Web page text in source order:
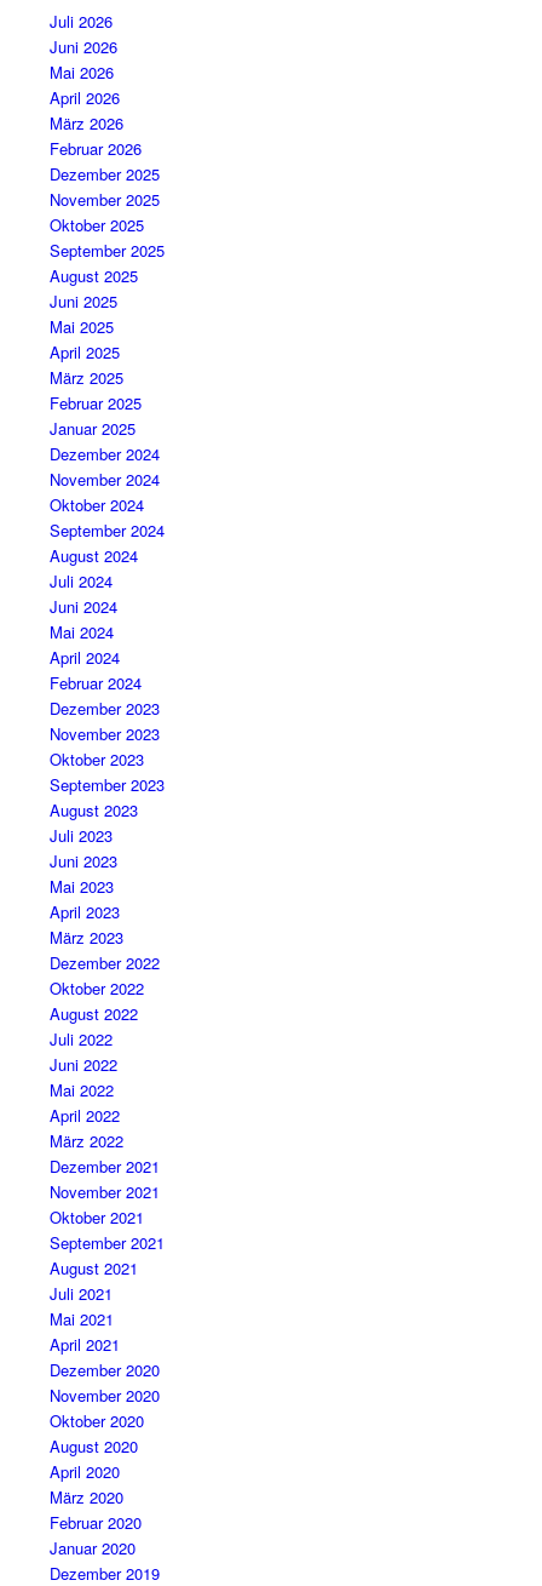
Juli 2026
Juni 2026
Mai 2026
April 2026
März 2026
Februar 2026
Dezember 2025
November 2025
Oktober 2025
September 2025
August 2025
Juni 2025
Mai 2025
April 2025
März 2025
Februar 2025
Januar 2025
Dezember 2024
November 2024
Oktober 2024
September 2024
August 2024
Juli 2024
Juni 2024
Mai 2024
April 2024
Februar 2024
Dezember 2023
November 2023
Oktober 2023
September 2023
August 2023
Juli 2023
Juni 2023
Mai 2023
April 2023
März 2023
Dezember 2022
Oktober 2022
August 2022
Juli 2022
Juni 2022
Mai 2022
April 2022
März 2022
Dezember 2021
November 2021
Oktober 2021
September 2021
August 2021
Juli 2021
Mai 2021
April 2021
Dezember 2020
November 2020
Oktober 2020
August 2020
April 2020
März 2020
Februar 2020
Januar 2020
Dezember 2019